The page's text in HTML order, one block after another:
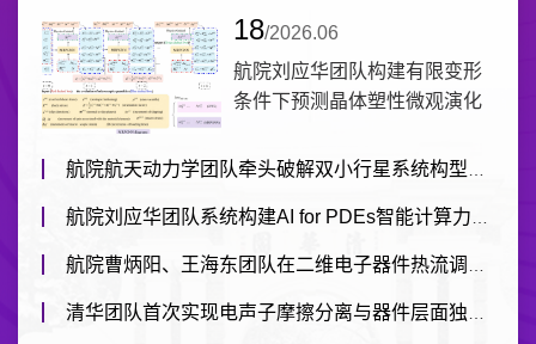
18/2026.06
航院刘应华团队构建有限变形
条件下预测晶体塑性微观演化